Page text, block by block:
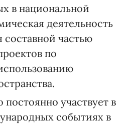
в национальной
деятельность
составной частью
по
участвует в
событиях в